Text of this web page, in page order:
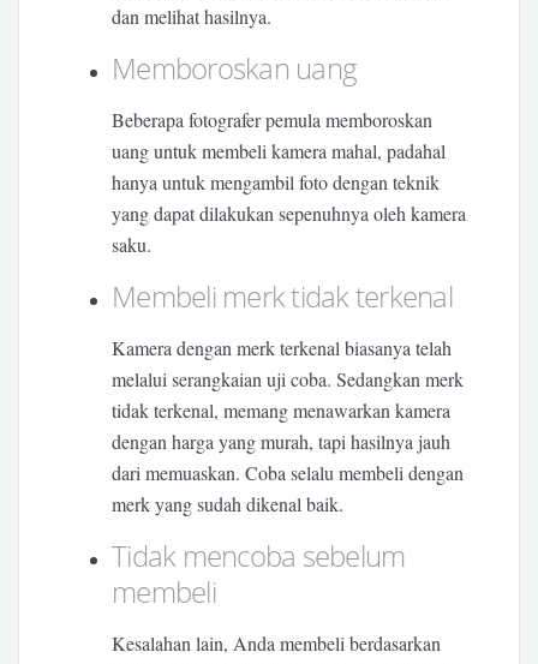
dan melihat hasilnya.
Memboroskan uang
Beberapa fotografer pemula memboroskan
uang untuk membeli kamera mahal, padahal
hanya untuk mengambil foto dengan teknik
yang dapat dilakukan sepenuhnya oleh kamera
saku.
Membeli merk tidak terkenal
Kamera dengan merk terkenal biasanya telah
melalui serangkaian uji coba. Sedangkan merk
tidak terkenal, memang menawarkan kamera
dengan harga yang murah, tapi hasilnya jauh
dari memuaskan. Coba selalu membeli dengan
merk yang sudah dikenal baik.
Tidak mencoba sebelum
membeli
Kesalahan lain, Anda membeli berdasarkan